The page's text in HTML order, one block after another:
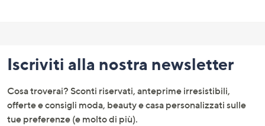
menu
e
informazioni
Iscriviti alla nostra newsletter
Cosa troverai? Sconti riservati, anteprime irresistibili,
offerte e consigli moda, beauty e casa personalizzati sulle
tue preferenze (e molto di più).